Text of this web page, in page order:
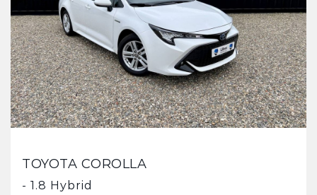
TOYOTA COROLLA
- 1.8 Hybrid